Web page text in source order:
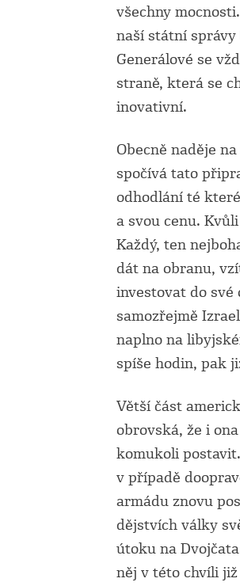
všechny
naší státní
Generálové se
straně, která se
inovativní.
Obecně naděje
spočívá tato
odhodlání té
a svou cenu.
Každý, ten
dát na obranu,
investovat do své
samozřejmě
naplno na
spíše hodin, pak
Větší část
obrovská, že i
komukoli
v případě
armádu znovu
dějstvích války
útoku na
něj v této chvíli